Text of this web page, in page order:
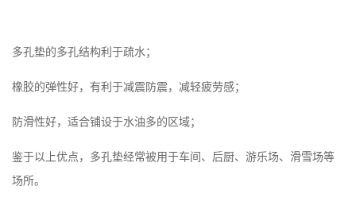
多孔垫的多孔结构利于疏水；
橡胶的弹性好，有利于减震防震，减轻疲劳感；
防滑性好，适合铺设于水油多的区域；
鉴于以上优点，多孔垫经常被用于车间、后厨、游乐场、滑雪场等
场所。